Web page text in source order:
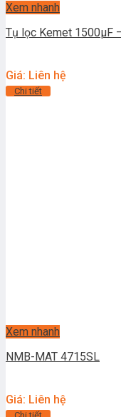
Xem nhanh
Tụ lọc Kemet 1500μF
Giá: Liên hệ
Chi tiết
Xem nhanh
NMB-MAT 4715SL
Giá: Liên hệ